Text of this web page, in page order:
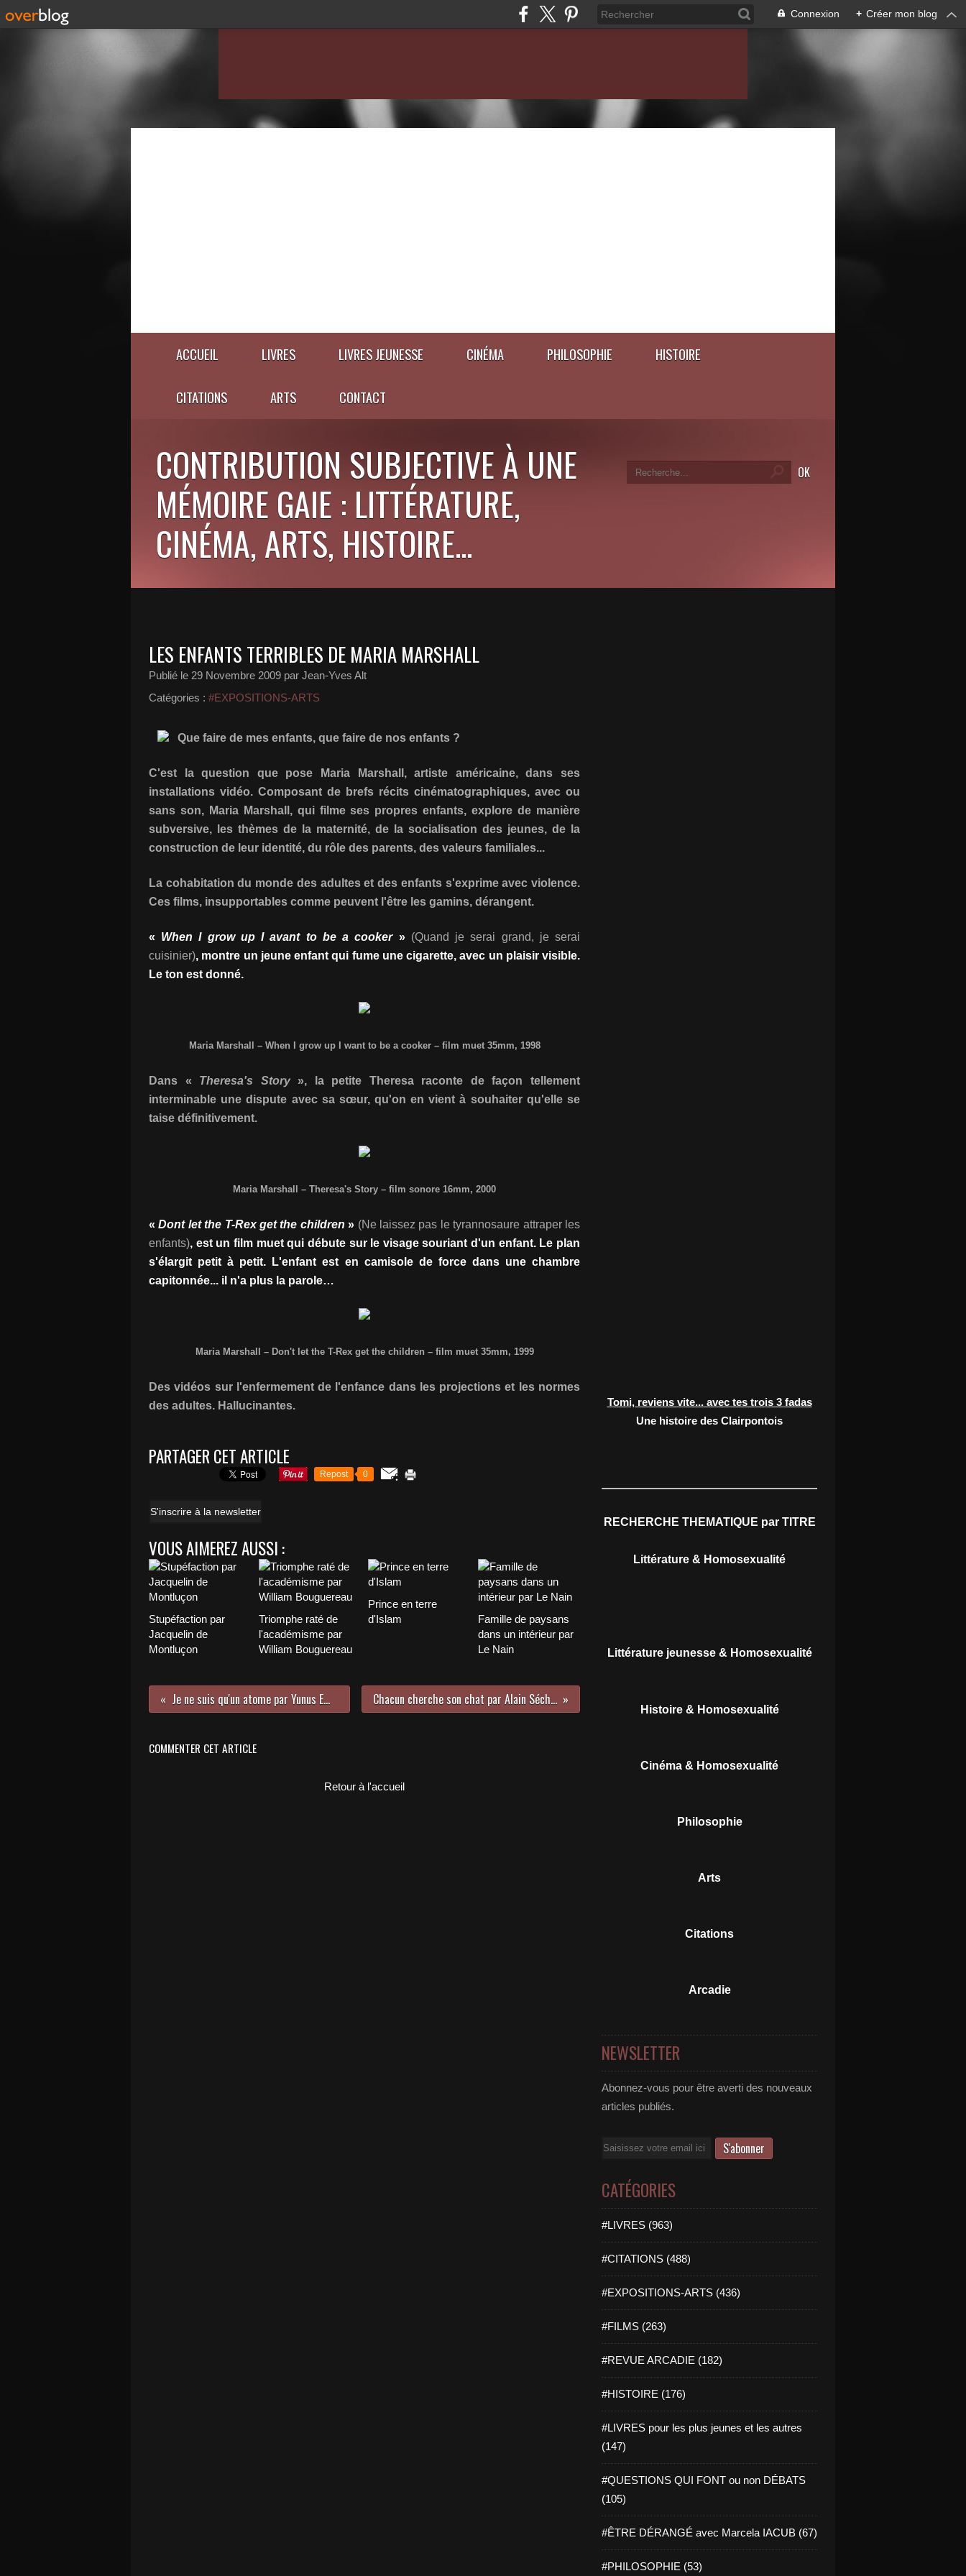
Connexion + Créer mon blog
ACCUEIL LIVRES LIVRES JEUNESSE CINÉMA PHILOSOPHIE HISTOIRE
CITATIONS ARTS CONTACT
CONTRIBUTION SUBJECTIVE À UNE
MÉMOIRE GAIE : LITTÉRATURE,
CINÉMA, ARTS, HISTOIRE...
LES ENFANTS TERRIBLES DE MARIA MARSHALL
Publié le 29 Novembre 2009 par Jean-Yves Alt
Catégories : #EXPOSITIONS-ARTS
Que faire de mes enfants, que faire de nos enfants ?
C'est la question que pose Maria Marshall, artiste américaine, dans ses
installations vidéo. Composant de brefs récits cinématographiques, avec ou
sans son, Maria Marshall, qui filme ses propres enfants, explore de manière
subversive, les thèmes de la maternité, de la socialisation des jeunes, de la
construction de leur identité, du rôle des parents, des valeurs familiales...
La cohabitation du monde des adultes et des enfants s'exprime avec violence.
Ces films, insupportables comme peuvent l'être les gamins, dérangent.
« When I grow up I avant to be a cooker»(Quand je serai grand, je serai
cuisinier), montre un jeune enfant qui fume une cigarette, avec un plaisir visible.
Le ton est donné.
Maria Marshall – When I grow up I want to be a cooker – film muet 35mm, 1998
Dans « Theresa's Story», la petite Theresa raconte de façon tellement
interminable une dispute avec sa sœur, qu'on en vient à souhaiter qu'elle se
taise définitivement.
Maria Marshall – Theresa's Story – film sonore 16mm, 2000
«Dont let the T-Rex get the children » (Ne laissez pas le tyrannosaure attraper les
enfants), est un film muet qui débute sur le visage souriant d'un enfant. Le plan
s'élargit petit à petit. L'enfant est en camisole de force dans une chambre
capitonnée... il n'a plus la parole…
Maria Marshall – Don't let the T-Rex get the children – film muet 35mm, 1999
Des vidéos sur l'enfermement de l'enfance dans les projections et les normes
des adultes. Hallucinantes.
PARTAGER CET ARTICLE
Repost 0
S'inscrire à la newsletter
VOUS AIMEREZ AUSSI :
Stupéfaction par
Jacquelin de
Montluçon
Triomphe raté de
l'académisme par
William Bouguereau
Prince en terre
d'Islam
Famille de paysans
dans un intérieur par
Le Nain
Je ne suis qu'un atome par Yunus Emré Chacun cherche son chat par Alain Séchas
COMMENTER CET ARTICLE
Retour à l'accueil
Tomi, reviens vite... avec tes trois 3 fadas
Une histoire des Clairpontois
RECHERCHE THEMATIQUE par TITRE
Littérature & Homosexualité
Littérature jeunesse & Homosexualité
Histoire & Homosexualité
Cinéma & Homosexualité
Philosophie
Arts
Citations
Arcadie
NEWSLETTER
Abonnez-vous pour être averti des nouveaux
articles publiés.
Email
CATÉGORIES
#LIVRES (963)
#CITATIONS (488)
#EXPOSITIONS-ARTS (436)
#FILMS (263)
#REVUE ARCADIE (182)
#HISTOIRE (176)
#LIVRES pour les plus jeunes et les autres
(147)
#QUESTIONS QUI FONT ou non DÉBATS
(105)
#ÊTRE DÉRANGÉ avec Marcela IACUB (67)
#PHILOSOPHIE (53)